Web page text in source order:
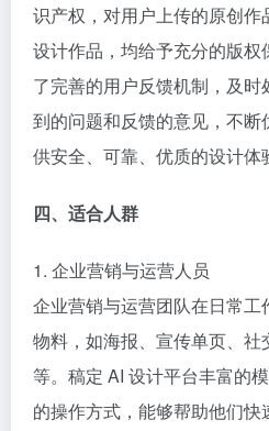
识产权，对用户上传的原创
设计作品，均给予充分的版
了完善的用户反馈机制，及
到的问题和反馈的意见，不
供安全、可靠、优质的设计体
四、适合人群
1. 企业营销与运营人员
企业营销与运营团队在日常
物料，如海报、宣传单页、
等。稿定 AI 设计平台丰富的
的操作方式，能够帮助他们